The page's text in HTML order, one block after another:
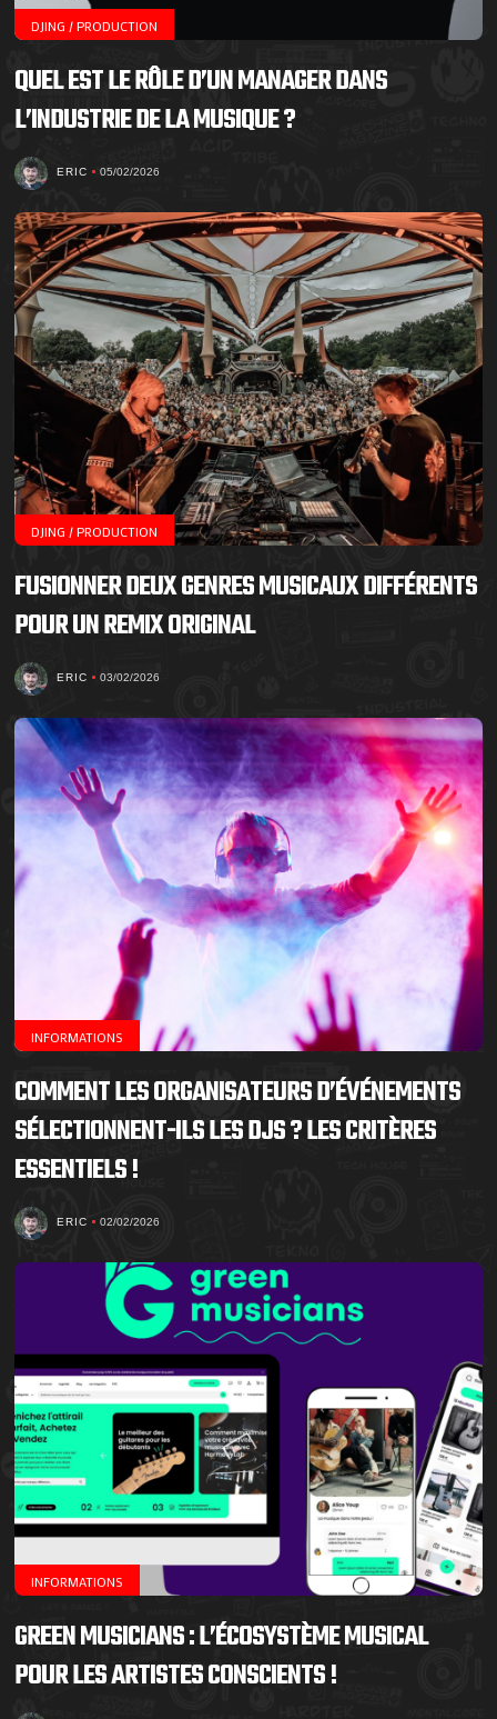
DJING / PRODUCTION
QUEL EST LE RÔLE D’UN MANAGER DANS
L’INDUSTRIE DE LA MUSIQUE ?
ERIC 05/02/2026
DJING / PRODUCTION
FUSIONNER DEUX GENRES MUSICAUX DIFFÉRENTS
POUR UN REMIX ORIGINAL
ERIC 03/02/2026
INFORMATIONS
COMMENT LES ORGANISATEURS D’ÉVÉNEMENTS
SÉLECTIONNENT-ILS LES DJS ? LES CRITÈRES
ESSENTIELS !
ERIC 02/02/2026
INFORMATIONS
GREEN MUSICIANS : L’ÉCOSYSTÈME MUSICAL
POUR LES ARTISTES CONSCIENTS !